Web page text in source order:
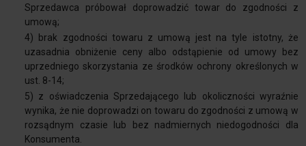
Sprzedawca próbował doprowadzić towar do zgodności z
umową;
4) brak zgodności towaru z umową jest na tyle istotny, że
uzasadnia obniżenie ceny albo odstąpienie od umowy bez
uprzedniego skorzystania ze środków ochrony określonych w
ust. 8-14;
5) z oświadczenia Sprzedającego lub okoliczności wyraźnie
wynika, że nie doprowadzi on towaru do zgodności z umową w
rozsądnym czasie lub bez nadmiernych niedogodności dla
Konsumenta.